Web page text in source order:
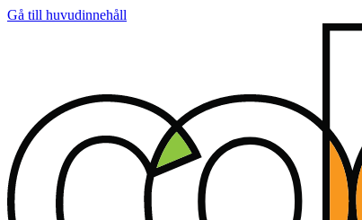
Gå till huvudinnehåll